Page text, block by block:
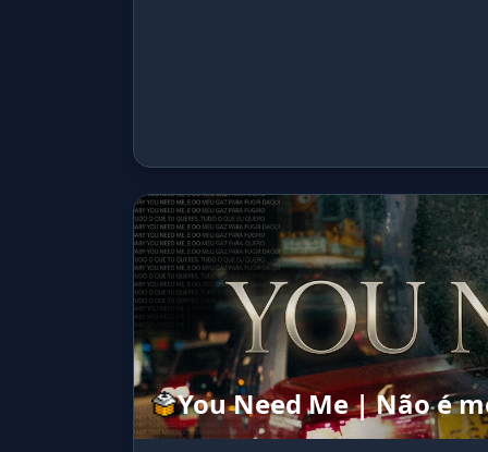
You Need Me | Não é